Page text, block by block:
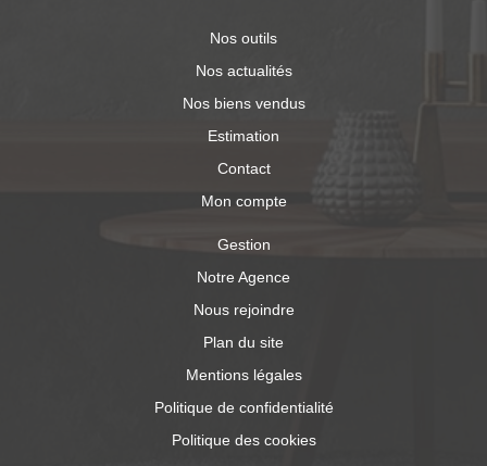
Nos outils
Nos actualités
Nos biens vendus
Estimation
Contact
Mon compte
Gestion
Notre Agence
Nous rejoindre
Plan du site
Mentions légales
Politique de confidentialité
Politique des cookies